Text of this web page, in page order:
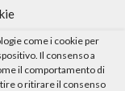
come i cookie per
Il consenso a
il comportamento di
o ritirare il consenso